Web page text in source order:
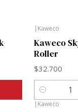
| Kaweco
Kaweco
Roller
$32.700
Cantidad
| Kaweco